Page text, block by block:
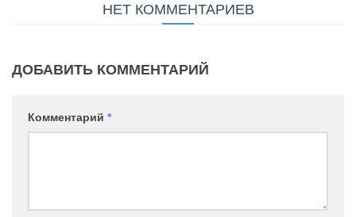
НЕТ КОММЕНТАРИЕВ
ДОБАВИТЬ КОММЕНТАРИЙ
Комментарий *